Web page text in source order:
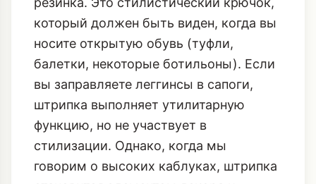
Работает с Каблуком
Помните, штрипка – это не просто
резинка. Это стилистический крючок,
который должен быть виден, когда вы
носите открытую обувь (туфли,
балетки, некоторые ботильоны). Если
вы заправляете леггинсы в сапоги,
штрипка выполняет утилитарную
функцию, но не участвует в